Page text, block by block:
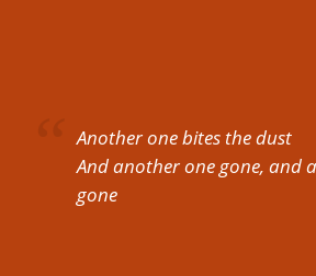
Another one bites the dust
And another one gone, and
gone